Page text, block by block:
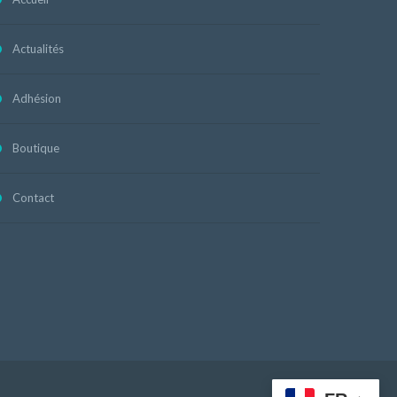
Actualités
Adhésion
Boutique
Contact